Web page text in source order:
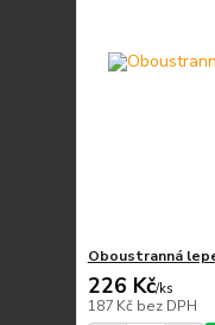
Oboustranná
226 Kč/ks
187 Kč bez DPH